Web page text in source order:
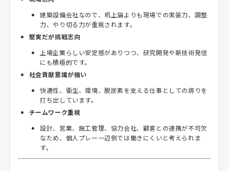
建築設備会社なので、机上論よりも現場での実装力、調整
力、やり切る力が重視されます。
堅実だが挑戦志向
上場企業らしい安定感がありつつ、研究開発や新技術発信
にも積極的です。
社会貢献意識が強い
快適性、衛生、環境、脱炭素を支える仕事としての誇りを
打ち出しています。
チームワーク重視
設計、営業、施工管理、協力会社、顧客との連携が不可欠
なため、個人プレー一辺倒では働きにくいと考えられま
す。